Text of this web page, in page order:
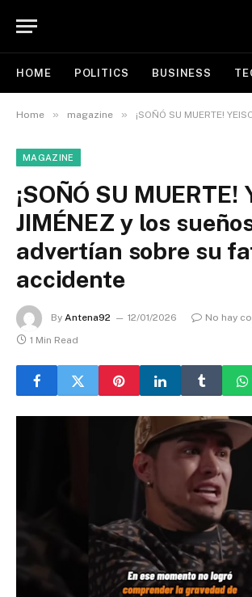
HOME POLITICS BUSINESS
Home » magazine » ¡SOÑÓ SU MUERTE! YEISON JIMÉNEZ y los
MAGAZINE
¡SOÑÓ SU MUERTE!
JIMÉNEZ y los
advertían sobre su
accidente
By Antena92 12/01/2026
No hay
1 Min Read